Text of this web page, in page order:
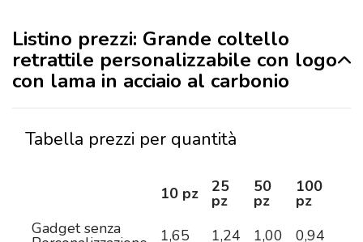
Listino prezzi: Grande coltello
retrattile personalizzabile con logo
con lama in acciaio al carbonio
Tabella prezzi per quantità
10 pz 25
pz
50
pz
100
pz
Gadget senza
1,65 1,24 1,00 0,94